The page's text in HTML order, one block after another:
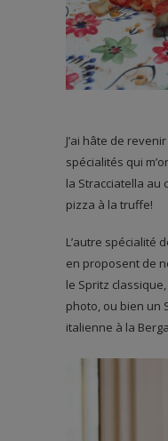
J’ai hâte de
spécialités qui
la Stracciatella au
pizza à la truffe!
L’autre spécialité
en proposent de
le Spritz
photo, ou bien un
italienne à la